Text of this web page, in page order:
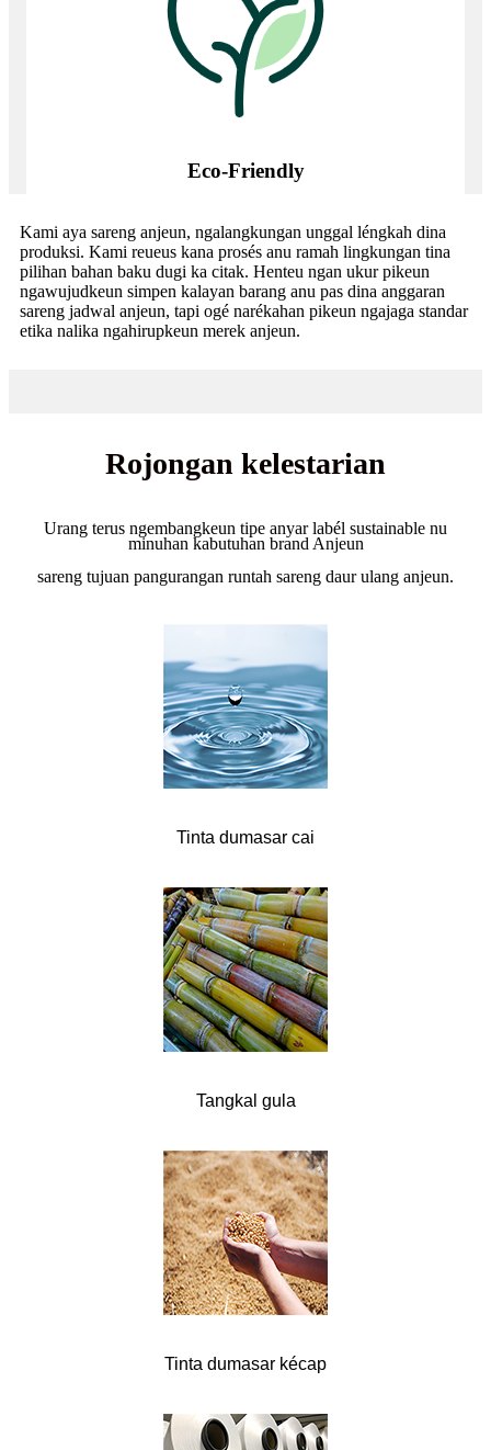
Eco-Friendly
Kami aya sareng anjeun, ngalangkungan unggal léngkah dina
produksi. Kami reueus kana prosés anu ramah lingkungan tina
pilihan bahan baku dugi ka citak. Henteu ngan ukur pikeun
ngawujudkeun simpen kalayan barang anu pas dina anggaran
sareng jadwal anjeun, tapi ogé narékahan pikeun ngajaga standar
etika nalika ngahirupkeun merek anjeun.
Rojongan kelestarian
Urang terus ngembangkeun tipe anyar labél sustainable nu
minuhan kabutuhan brand Anjeun
sareng tujuan pangurangan runtah sareng daur ulang anjeun.
Tinta dumasar cai
Tangkal gula
Tinta dumasar kécap